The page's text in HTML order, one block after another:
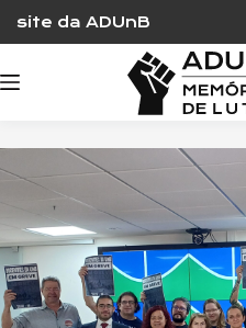
content
site da ADUnB